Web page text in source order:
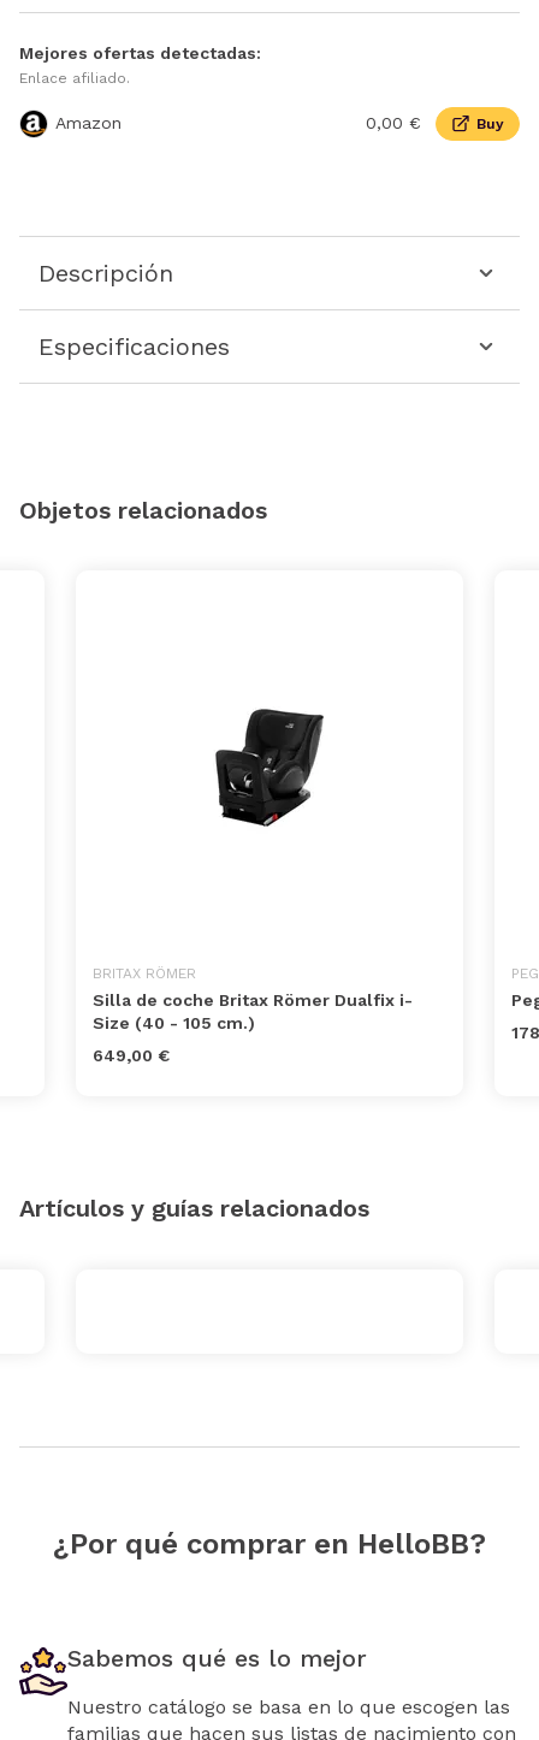
Mejores ofertas detectadas:
Enlace afiliado.
Amazon 0,00 € Buy
Descripción
Especificaciones
Objetos relacionados
BRITAX RÖMER
Silla de coche Britax Römer Dualfix i-
Size (40 - 105 cm.)
649,00 €
Artículos y guías relacionados
¿Por qué comprar en HelloBB?
Sabemos qué es lo mejor
Nuestro catálogo se basa en lo que escogen las
familias que hacen sus listas de nacimiento con